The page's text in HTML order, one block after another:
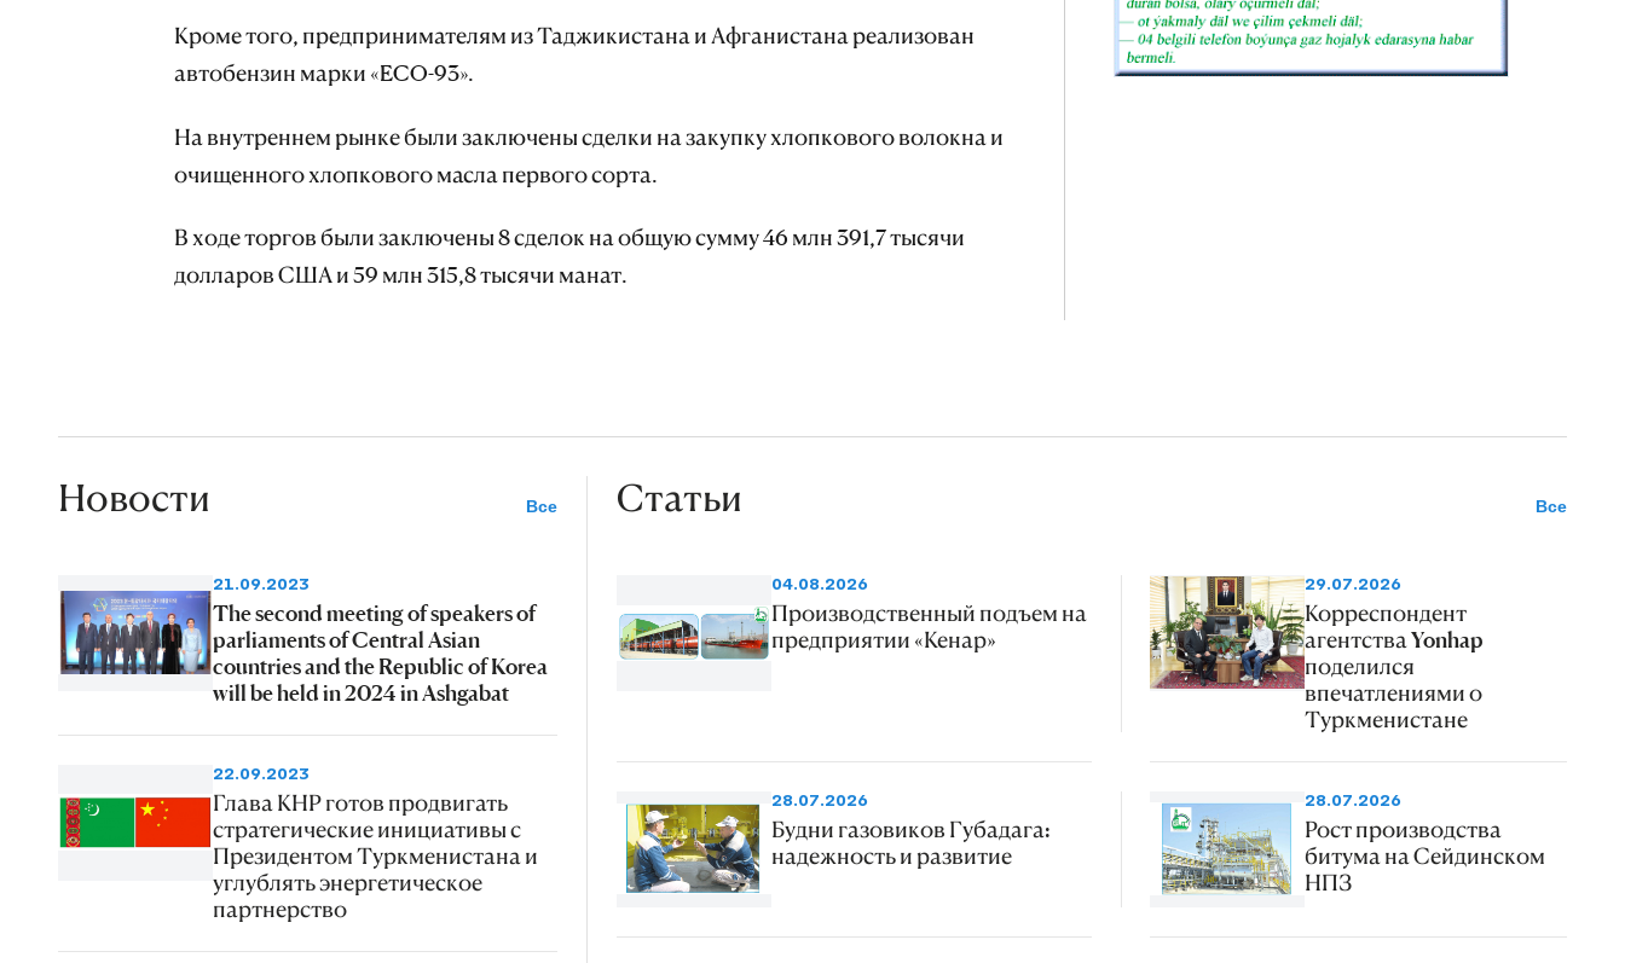
Кроме того, предпринимателям из Таджикистана и Афганистана реализован
автобензин марки «ECO-93».
На внутреннем рынке были заключены сделки на закупку хлопкового волокна и
очищенного хлопкового масла первого сорта.
В ходе торгов были заключены 8 сделок на общую сумму 46 млн 391,7 тысячи
долларов США и 59 млн 315,8 тысячи манат.
Новости Все
21.09.2023
The second meeting of speakers of
parliaments of Central Asian
countries and the Republic of Korea
will be held in 2024 in Ashgabat
22.09.2023
Глава КНР готов продвигать
стратегические инициативы с
Президентом Туркменистана и
углублять энергетическое
партнерство
Статьи Все
04.08.2026
Производственный подъем на
предприятии «Кенар»
29.07.2026
Корреспондент
агентства Yonhap
поделился
впечатлениями о
Туркменистане
28.07.2026
Будни газовиков Губадага:
надежность и развитие
28.07.2026
Рост производства
битума на Сейдинском
НПЗ